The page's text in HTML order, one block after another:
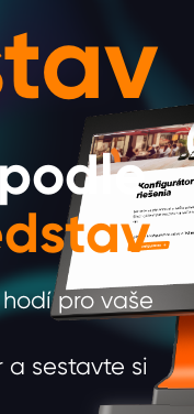
pro vaše
a sestavte si